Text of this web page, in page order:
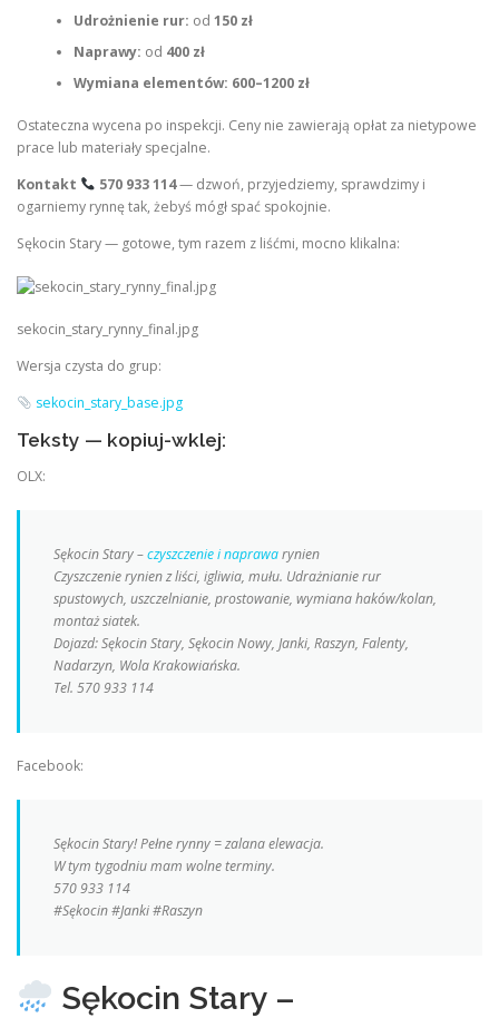
Udrożnienie rur: od 150 zł
Naprawy: od 400 zł
Wymiana elementów: 600–1200 zł
Ostateczna wycena po inspekcji. Ceny nie zawierają opłat za nietypowe
prace lub materiały specjalne.
Kontakt
570 933 114— dzwoń, przyjedziemy, sprawdzimy i
ogarniemy rynnę tak, żebyś mógł spać spokojnie.
Sękocin Stary — gotowe, tym razem z liśćmi, mocno klikalna:
sekocin_stary_rynny_final.jpg
Wersja czysta do grup:
sekocin_stary_base.jpg
Teksty — kopiuj-wklej:
OLX:
Sękocin Stary –czyszczenie i naprawarynien
Czyszczenie rynien z liści, igliwia, mułu. Udrażnianie rur
spustowych, uszczelnianie, prostowanie, wymiana haków/kolan,
montaż siatek.
Dojazd: Sękocin Stary, Sękocin Nowy, Janki, Raszyn, Falenty,
Nadarzyn, Wola Krakowiańska.
Tel. 570 933 114
Facebook:
Sękocin Stary! Pełne rynny = zalana elewacja.
W tym tygodniu mam wolne terminy.
570 933 114
#Sękocin #Janki #Raszyn
Sękocin Stary –